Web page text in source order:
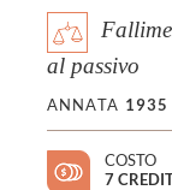
al passivo
ANNATA 1935
COSTO
7